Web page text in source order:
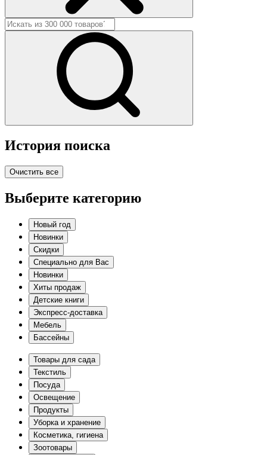
История поиска
Очистить все
Выберите категорию
Новый год
Новинки
Скидки
Специально для Вас
Новинки
Хиты продаж
Детские книги
Экспресс-доставка
Мебель
Бассейны
Товары для сада
Текстиль
Посуда
Освещение
Продукты
Уборка и хранение
Косметика, гигиена
Зоотовары